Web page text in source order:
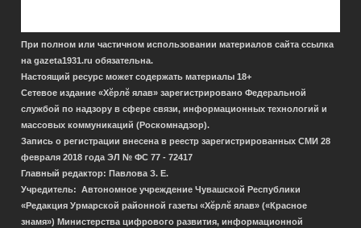
При полном или частичном использовании материалов сайта ссылка
на gazeta1931.ru обязательна.
Настоящий ресурс может содержать материалы 18+
Сетевое издание «Хӗрлӗ ялав» зарегистрировано Федеральной
службой по надзору в сфере связи, информационных технологий и
массовых коммуникаций (Роскомнадзор).
Запись о регистрации внесена в реестр зарегистрированных СМИ 28
февраля 2018 годаЭЛ № ФС 77 - 72417
Главный редактор: Павлова З. Е.
Учредитель: Автономное учреждение Чувашской Республики
«Редакция Урмарской районной газеты «Хĕрлĕ ялав» («Красное
знамя») Министерствацифрового развития, информационной